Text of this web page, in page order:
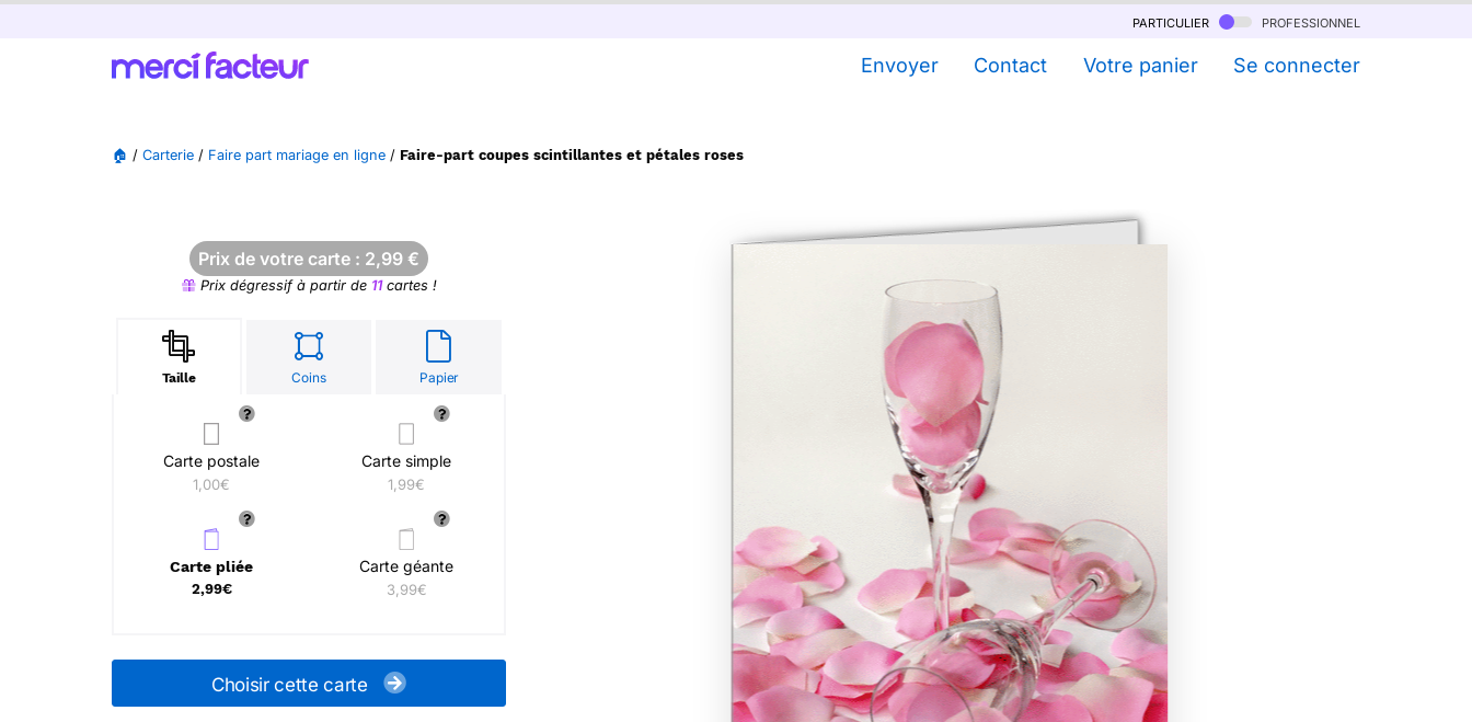
particulier professionnel
Envoyer Contact Votre panier Se connecter
🏠 / Carterie / Faire part mariage en ligne / Faire-part coupes scintillantes et pétales roses
Prix de votre carte : 2,99 €
Prix dégressif à partir de 11cartes !
Taille Coins Papier
Carte postale
1,00€
Carte simple
1,99€
Carte pliée
2,99€
Carte géante
3,99€
Choisir cette carte